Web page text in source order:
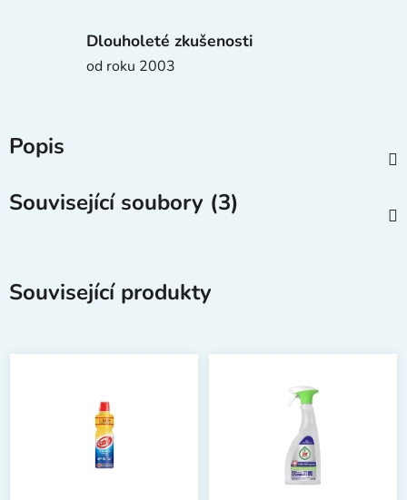
Dlouholeté zkušenosti
od roku 2003
Popis
Související soubory (3)
Související produkty